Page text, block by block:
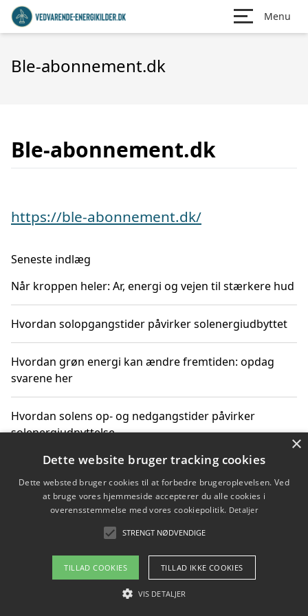
Menu
Ble-abonnement.dk
Ble-abonnement.dk
https://ble-abonnement.dk/
Seneste indlæg
Når kroppen heler: Ar, energi og vejen til stærkere hud
Hvordan solopgangstider påvirker solenergiudbyttet
Hvordan grøn energi kan ændre fremtiden: opdag
svarene her
Hvordan solens op- og nedgangstider påvirker
solenergiudnyttelse
Hvordan du får svar på energispørgsmål om
vedvarende energikilder
Om / kontakt
Blog Betingelser
×
Dette website bruger tracking cookies
Dette websted bruger cookies til at forbedre brugeroplevelsen. Ved
at bruge vores hjemmeside accepterer du alle cookies i
overensstemmelse med vores cookiepolitik. Detaljer
STRENGT NØDVENDIGE
TILLAD COOKIES TILLAD IKKE COOKIES
VIS DETALJER